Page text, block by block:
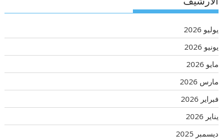
يوليو 2026
يونيو 2026
مايو 2026
مارس 2026
فبراير 2026
يناير 2026
ديسمبر 2025